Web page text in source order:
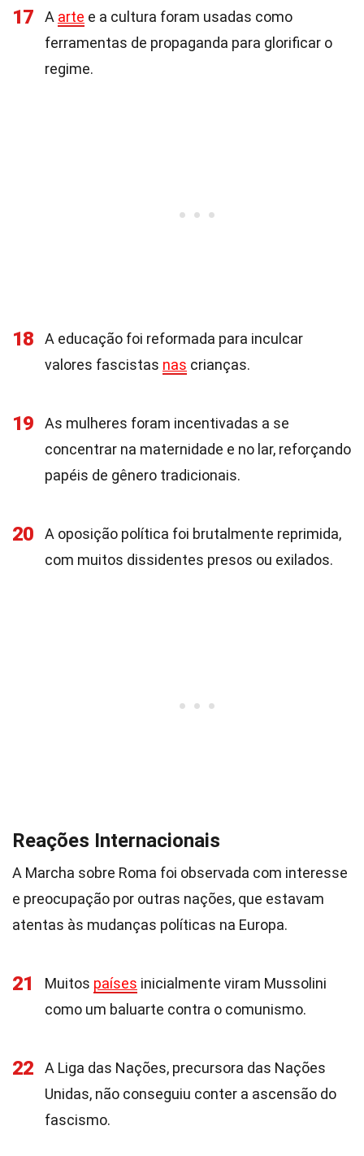
17 A arte e a cultura foram usadas como
ferramentas de propaganda para glorificar o
regime.
18
A educação foi reformada para inculcar
valores fascistas nas crianças.
19
As mulheres foram incentivadas a se
concentrar na maternidade e no lar, reforçando
papéis de gênero tradicionais.
20
A oposição política foi brutalmente reprimida,
com muitos dissidentes presos ou exilados.
Reações Internacionais
A Marcha sobre Roma foi observada com interesse
e preocupação por outras nações, que estavam
atentas às mudanças políticas na Europa.
21 Muitos países inicialmente viram Mussolini
como um baluarte contra o comunismo.
22
A Liga das Nações, precursora das Nações
Unidas, não conseguiu conter a ascensão do
fascismo.